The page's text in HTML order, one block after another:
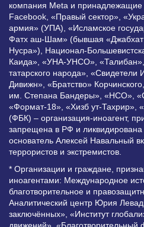
компания Meta и принадлежащие
Facebook, «Правый сектор»,
армия» (УПА), «Исламское
Фатх аш-Шам» (бывшая «Джабхат
Нусра»), Национал-
Каида», «УНА-УНСО»,
татарского народа», «Свидетели
Дивижн», «Братство»
им. Степана Бандеры», «НСО»,
«Формат-18», «Хизб ут-Тахрир»,
(ФБК) – организация-иноагент,
запрещена в РФ и
основатель Алексей Навальный
террористов и экстремистов.
* Организации и граждане,
иноагентами: Международное
благотворительное и
Аналитический центр Юрия
заключённых», «Институт